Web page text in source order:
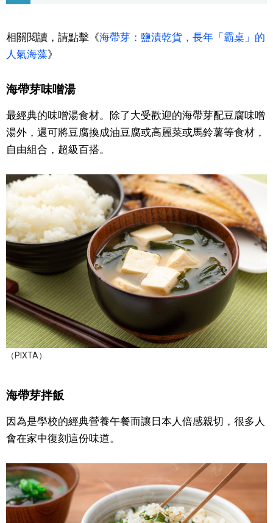
文化
科學技術
生活
娛樂
教育
工作勞動
家庭
醫療健康
編輯部通知
相關閱讀，請點擊《海帶芽：鹽漬乾貨，長年「霸桌」的
人氣海藻》
海帶芽味噌湯
最經典的味噌湯食材。除了大受歡迎的海帶芽配豆腐味噌
湯外，還可將豆腐換成油豆腐或高麗菜或馬鈴薯等食材，
自由組合，超級百搭。
（PIXTA）
海帶芽拌飯
因為是學校的經典營養午餐而讓日本人倍感親切，很多人
會在家中復刻這份味道。